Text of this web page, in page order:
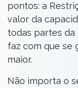
pontos: a
valor da
todas partes da
faz com que se
maior.
Não importa o